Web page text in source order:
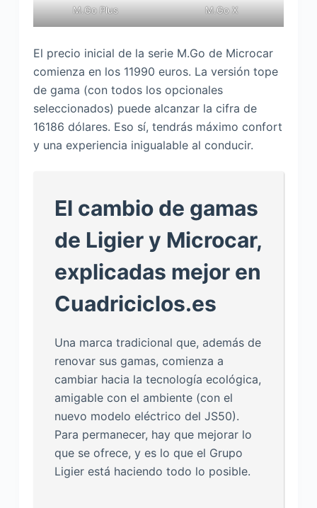
M.Go Plus M.Go X
El precio inicial de la serie M.Go de Microcar
comienza en los 11990 euros. La versión tope
de gama (con todos los opcionales
seleccionados) puede alcanzar la cifra de
16186 dólares. Eso sí, tendrás máximo confort
y una experiencia inigualable al conducir.
El cambio de gamas
de Ligier y Microcar,
explicadas mejor en
Cuadriciclos.es
Una marca tradicional que, además de
renovar sus gamas, comienza a
cambiar hacia la tecnología ecológica,
amigable con el ambiente (con el
nuevo modelo eléctrico del JS50).
Para permanecer, hay que mejorar lo
que se ofrece, y es lo que el Grupo
Ligier está haciendo todo lo posible.